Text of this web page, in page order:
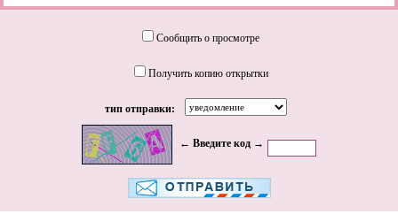
Сообщить о просмотре
Получить копию открытки
тип отправки:
← Введите код →